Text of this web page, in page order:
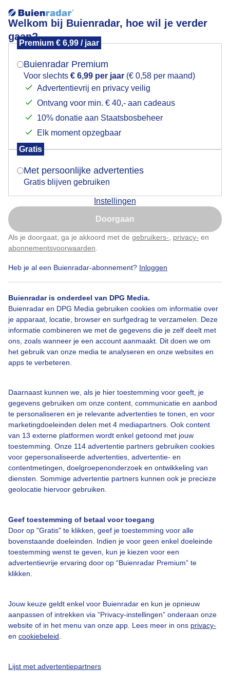
Welkom bij Buienradar, hoe wil je verder
gaan?
Premium € 6,99 / jaar
Buienradar Premium
Voor slechts € 6,99 per jaar (€ 0,58 per maand)
Advertentievrij en privacy veilig
Ontvang voor min. € 40,- aan cadeaus
10% donatie aan Staatsbosbeheer
Elk moment opzegbaar
Gratis
Met persoonlijke advertenties
Gratis blijven gebruiken
Instellingen
Doorgaan
Als je doorgaat, ga je akkoord met de gebruikers- privacy- en
abonnementsvoorwaarden
Heb je al een Buienradar-abonnement? Inloggen
Buienradar is onderdeel van DPG Media.
Buienradar en DPG Media gebruiken cookies om informatie over
je apparaat, locatie, browser en surfgedrag te verzamelen. Deze
informatie combineren we met de gegevens die je zelf deelt met
ons, zoals wanneer je een account aanmaakt. Dit doen we om
het gebruik van onze media te analyseren en onze websites en
apps te verbeteren.
Daarnaast kunnen we, als je hier toestemming voor geeft, je
gegevens gebruiken om onze content, communicatie en aanbod
te personaliseren en je relevante advertenties te tonen, en voor
marketingdoeleinden delen met 4 mediapartners. Ook content
van 13 externe platformen wordt enkel getoond met jouw
toestemming. Onze 114 advertentie partners gebruiken cookies
voor gepersonaliseerde advertenties, advertentie- en
contentmetingen, doelgroepenonderzoek en ontwikkeling van
diensten. Sommige advertentie partners kunnen ook je precieze
geolocatie hiervoor gebruiken.
Geef toestemming of betaal voor toegang
Door op "Gratis" te klikken, geef je toestemming voor alle
bovenstaande doeleinden. Indien je voor geen enkel doeleinde
toestemming wenst te geven, kun je kiezen voor een
advertentievrije ervaring door op “Buienradar Premium” te
klikken.
Jouw keuze geldt enkel voor Buienradar en kun je opnieuw
aanpassen of intrekken via “Privacy-instellingen” onderaan onze
website of in het menu van onze app. Lees meer in ons privacy-
en cookiebeleid
Lijst met advertentiepartners
Kleur van gevels op deze bewolkte dag
Door: ria brasser Gemaakt: 02-03-2026, 23x bekeken
Meestbewolkt Droog Kleurvangevels
Bekijk slideshow
Over Buienradar
Bedrijfsgegevens
Contact
Toegankelijkheid
Gebruikersvoorwaarden
Adverteren
Privacy beleid
Cookie beleid
Mogen we je locatie gebruiken voor het
Indien je hier nog geen akkoord op hebt gegeven,
verschijnt er zo een pop-up uit je browser waarin
Is goed, toon de popup
Nu niet, misschien later
Klik hierom dit aan te passen